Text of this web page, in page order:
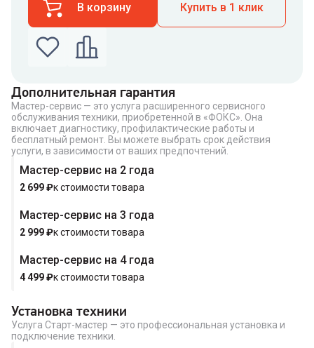
В корзину Купить в 1 клик
Введите номер телефона по которому можно
связаться с вами
Номер телефона
Купить в 1 клик
Дополнительная гарантия
Мастер-сервис — это услуга расширенного сервисного
обслуживания техники, приобретенной в «ФОКС». Она
включает диагностику, профилактические работы и
бесплатный ремонт. Вы можете выбрать срок действия
услуги, в зависимости от ваших предпочтений.
Мастер-сервис на 2 года
2 699₽к стоимости товара
Мастер-сервис на 3 года
2 999₽к стоимости товара
Мастер-сервис на 4 года
4 499₽к стоимости товара
Установка техники
Услуга Старт-мастер — это профессиональная установка и
подключение техники.